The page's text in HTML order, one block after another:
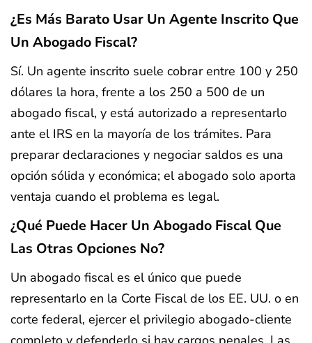
¿Es Más Barato Usar Un Agente Inscrito Que
Un Abogado Fiscal?
Sí. Un agente inscrito suele cobrar entre 100 y 250
dólares la hora, frente a los 250 a 500 de un
abogado fiscal, y está autorizado a representarlo
ante el IRS en la mayoría de los trámites. Para
preparar declaraciones y negociar saldos es una
opción sólida y económica; el abogado solo aporta
ventaja cuando el problema es legal.
¿Qué Puede Hacer Un Abogado Fiscal Que
Las Otras Opciones No?
Un abogado fiscal es el único que puede
representarlo en la Corte Fiscal de los EE. UU. o en
corte federal, ejercer el privilegio abogado-cliente